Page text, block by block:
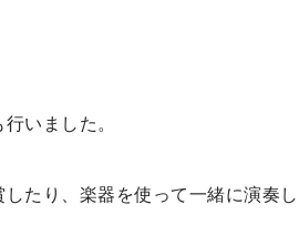
いました。
たり、楽器を使って一緒に演奏し